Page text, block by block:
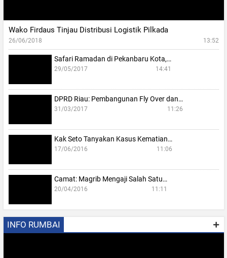
Wako Firdaus Tinjau Distribusi Logistik Pilkada
26/06/2018 13:52
Safari Ramadan di Pekanbaru Kota,…
29/05/2017 14:41
DPRD Riau: Pembangunan Fly Over dan…
31/03/2017 11:26
Kak Seto Tanyakan Kasus Kematian…
17/06/2016 11:06
Camat: Magrib Mengaji Salah Satu…
20/04/2016 11:11
INFO RUMBAI